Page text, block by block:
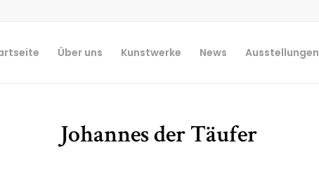
Über uns Kunstwerke News Ausstellungen
Johannes der Täufer